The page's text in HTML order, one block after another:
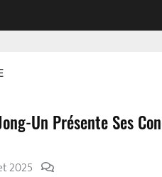
tous les pouvoirs à partir
Un Présente Ses
2025